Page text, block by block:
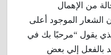
من الإهمال
الشعار الموجود أعلى
يقول “مرحبًا بك في
بالفعل إلي بعض